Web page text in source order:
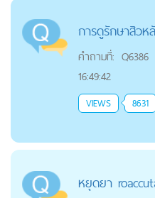
การดูรักษาสิวหลั
คำถามที่: Q6386
16:49:42
VIEWS 8631
หยุดยา